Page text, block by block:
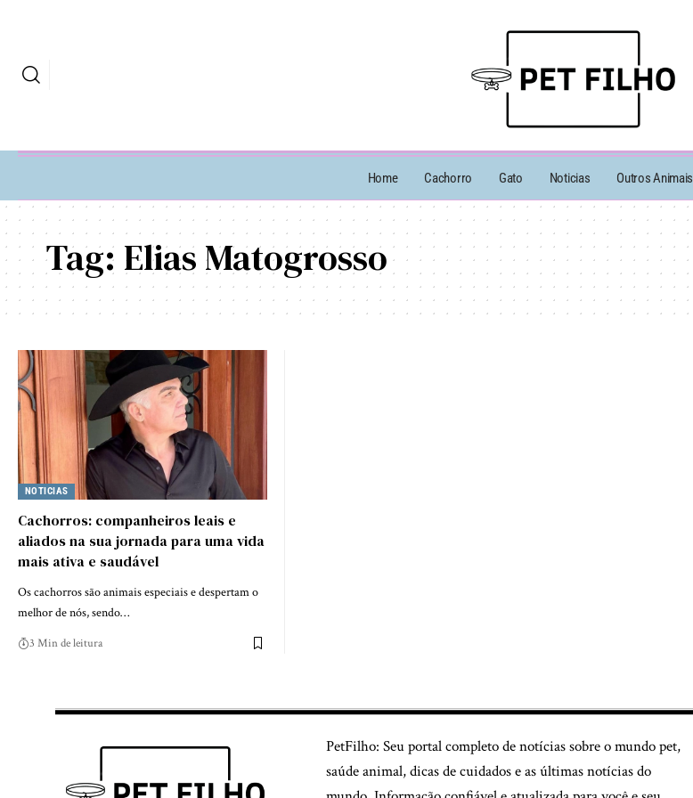
Home Cachorro Gato Noticias Outros Animais
Tag: Elias Matogrosso
NOTICIAS
Cachorros: companheiros leais e
aliados na sua jornada para uma vida
mais ativa e saudável
Os cachorros são animais especiais e despertam o
melhor de nós, sendo…
3 Min de leitura
PetFilho: Seu portal completo de notícias sobre o mundo pet,
saúde animal, dicas de cuidados e as últimas notícias do